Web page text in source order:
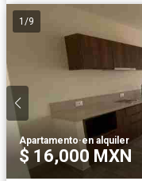
1 /9
Apartamento·en alquiler
$ 16,000 MXN